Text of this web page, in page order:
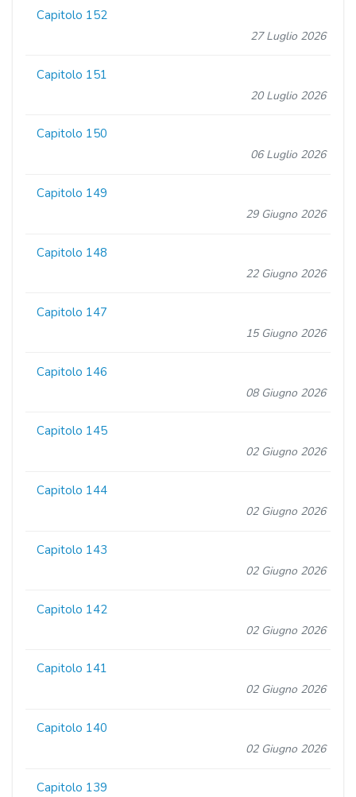
Capitolo 152
27 Luglio 2026
Capitolo 151
20 Luglio 2026
Capitolo 150
06 Luglio 2026
Capitolo 149
29 Giugno 2026
Capitolo 148
22 Giugno 2026
Capitolo 147
15 Giugno 2026
Capitolo 146
08 Giugno 2026
Capitolo 145
02 Giugno 2026
Capitolo 144
02 Giugno 2026
Capitolo 143
02 Giugno 2026
Capitolo 142
02 Giugno 2026
Capitolo 141
02 Giugno 2026
Capitolo 140
02 Giugno 2026
Capitolo 139